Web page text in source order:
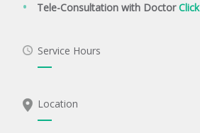
Tele-Consultation with DoctorClick
Service Hours
Location